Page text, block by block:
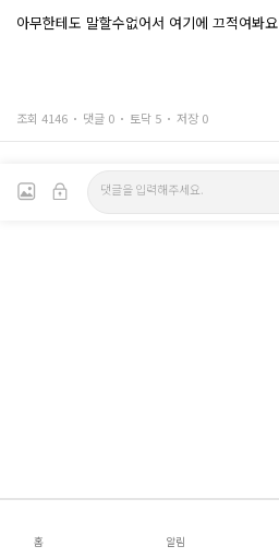
아무한테도 말할수없어서 여기에 끄적여봐요
조회 4146 댓글 0 토닥 5 저장 0
홈 알림